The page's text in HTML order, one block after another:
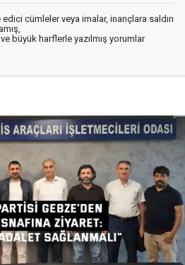
cümleler veya imalar, inançlara saldırı
büyük harflerle yazılmış yorumlar